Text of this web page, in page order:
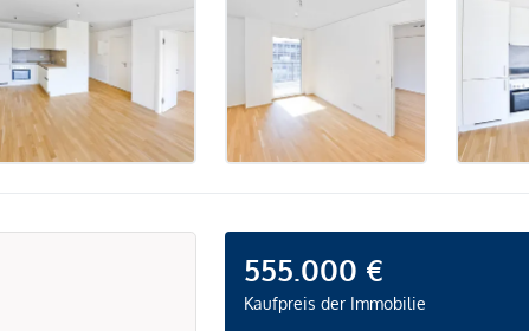
555.000 €
Kaufpreis der Immobilie